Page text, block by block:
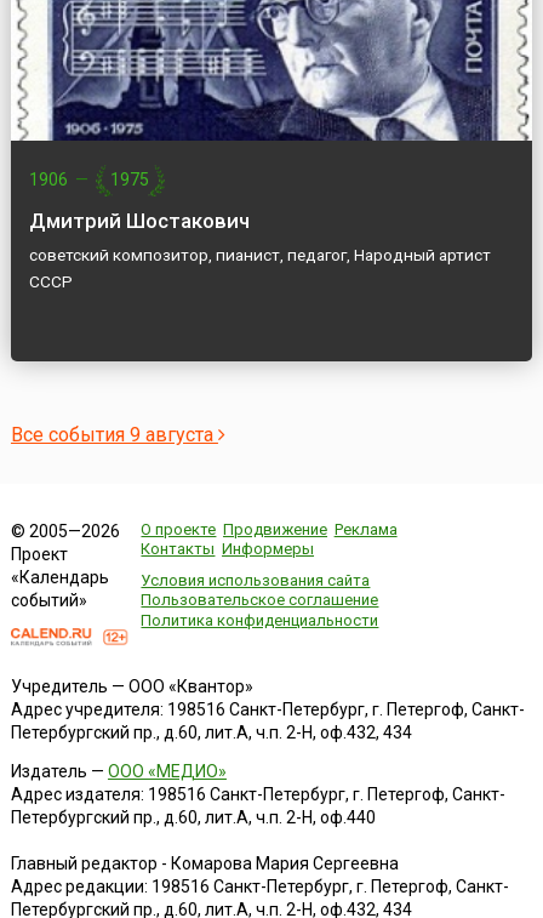
1906 — 1975
Дмитрий Шостакович
советский композитор, пианист, педагог, Народный артист
СССР
Все события 9 августа
© 2005—2026
Проект
«Календарь
событий»
О проекте Продвижение Реклама
Контакты Информеры
Условия использования сайта
Пользовательское соглашение
Политика конфиденциальности
Учредитель — ООО «Квантор»
Адрес учредителя: 198516 Санкт-Петербург, г. Петергоф, Санкт-
Петербургский пр., д.60, лит.А, ч.п. 2-Н, оф.432, 434
Издатель — ООО «МЕДИО»
Адрес издателя: 198516 Санкт-Петербург, г. Петергоф, Санкт-
Петербургский пр., д.60, лит.А, ч.п. 2-Н, оф.440
Главный редактор - Комарова Мария Сергеевна
Адрес редакции: 198516 Санкт-Петербург, г. Петергоф, Санкт-
Петербургский пр., д.60, лит.А, ч.п. 2-Н, оф.432, 434